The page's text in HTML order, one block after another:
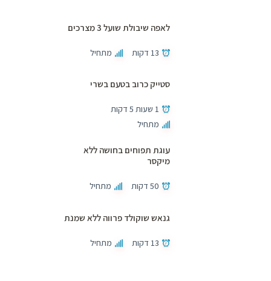
לאפה שיבולת שועל 3 מצרכים
13 דקות מתחיל
סטייק כרוב בטעם בשרי
1 שעות 5 דקות
מתחיל
עוגת תפוחים בחושה ללא
מיקסר
50 דקות מתחיל
גנאש שוקולד פרווה ללא שמנת
13 דקות מתחיל